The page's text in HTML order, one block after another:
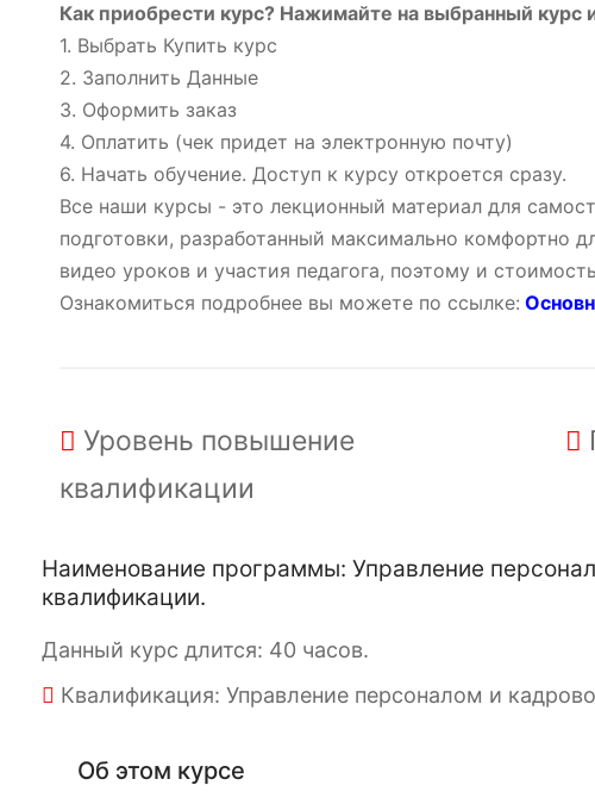
Как приобрести курс? Нажимайте на выбранный курс
1. Выбрать Купить курс
2. Заполнить Данные
3. Оформить заказ
4. Оплатить (чек придет на электронную почту)
6. Начать обучение. Доступ к курсу откроется сразу.
Все наши курсы - это лекционный материал для
подготовки, разработанный максимально комфортно
видео уроков и участия педагога, поэтому и
Ознакомиться подробнее вы можете по ссылке:
Уровень повышение
квалификации
Наименование программы: Управление
квалификации.
Данный курс длится: 40 часов.
Квалификация: Управление персоналом и
Об этом курсе